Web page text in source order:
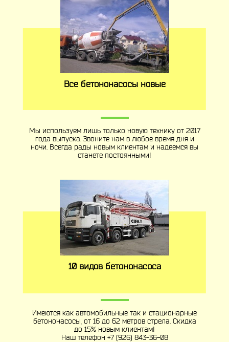
Все бетононасосы новые
Мы используем лишь только новую технику от 2017
года выпуска. Звоните нам в любое время дня и
ночи. Всегда рады новым клиентам и надеемся вы
станете постоянными!
10 видов бетононасоса
Имеются как автомобильные так и стационарные
бетононасосы, от 16 до 62 метров стрела. Скидка
до 15% новым клиентам!
Наш телефон +7 (926) 843-36-08